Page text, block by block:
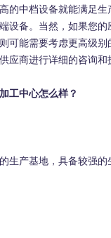
的中档设备就能满足
设备。当然，如果您
可能需要考虑更高级
应商进行详细的咨询和
工中心怎么样？
产基地，具备较强的